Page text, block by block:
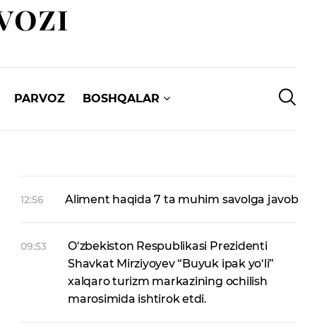
PARVOZ BOSHQALAR
12:56 Aliment haqida 7 ta muhim savolga javob
09:53
O‘zbekiston Respublikasi Prezidenti
Shavkat Mirziyoyev “Buyuk ipak yo‘li”
xalqaro turizm markazining ochilish
marosimida ishtirok etdi.